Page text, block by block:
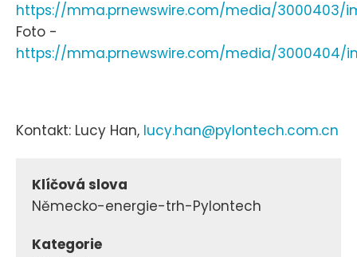
https://mma.prnewswire.com/media/3000403/
Foto -
https://mma.prnewswire.com/media/3000404/
Kontakt: Lucy Han, lucy.han@pylontech.com.cn
Klíčová slova
Německo-energie-trh-Pylontech
Kategorie